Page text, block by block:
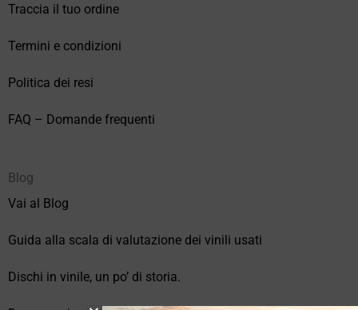
Traccia il tuo ordine
Termini e condizioni
Politica dei resi
FAQ – Domande frequenti
Blog
Vai al Blog
Guida alla scala di valutazione dei vinili usati
Dischi in vinile, un po’ di storia.